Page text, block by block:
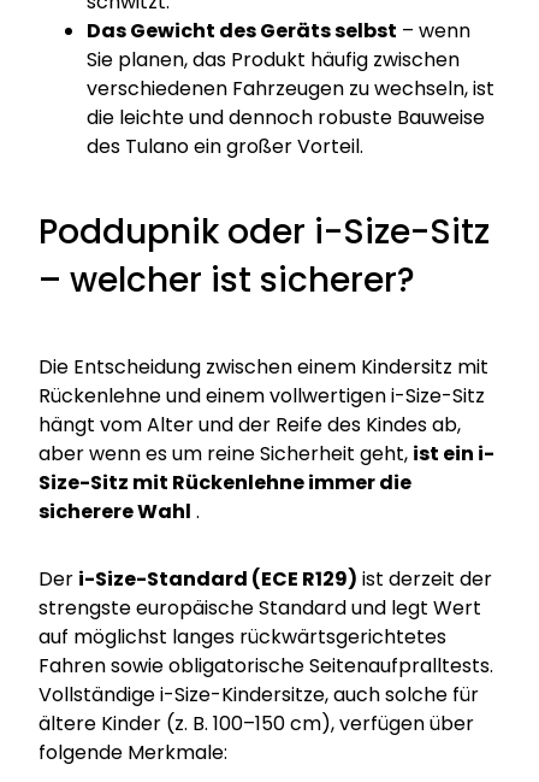
Das Gewicht des Geräts selbst – wenn
Sie planen, das Produkt häufig zwischen
verschiedenen Fahrzeugen zu wechseln, ist
die leichte und dennoch robuste Bauweise
des Tulano ein großer Vorteil.
Poddupnik oder i-Size-Sitz
– welcher ist sicherer?
Die Entscheidung zwischen einem Kindersitz mit
Rückenlehne und einem vollwertigen i-Size-Sitz
hängt vom Alter und der Reife des Kindes ab,
aber wenn es um reine Sicherheit geht, ist ein i-
Size-Sitz mit Rückenlehne immer die
sicherere Wahl .
Der i-Size-Standard (ECE R129) ist derzeit der
strengste europäische Standard und legt Wert
auf möglichst langes rückwärtsgerichtetes
Fahren sowie obligatorische Seitenaufpralltests.
Vollständige i-Size-Kindersitze, auch solche für
ältere Kinder (z. B. 100–150 cm), verfügen über
folgende Merkmale: